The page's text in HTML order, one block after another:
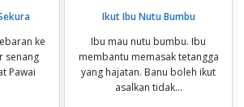
ke
senang
Pawai
Ikut Ibu Nutu Bumbu
Ibu mau nutu bumbu. Ibu
membantu memasak tetangga
yang hajatan. Banu boleh ikut
asalkan tidak...